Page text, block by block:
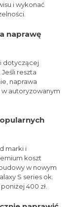
i wykonać
naprawę
dotyczącej
reszta
naprawa
autoryzowanym
marki i
koszt
w nowym
S series ok.
400 zł.